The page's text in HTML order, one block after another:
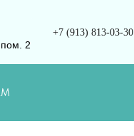
2
+7 (913) 813-03-30